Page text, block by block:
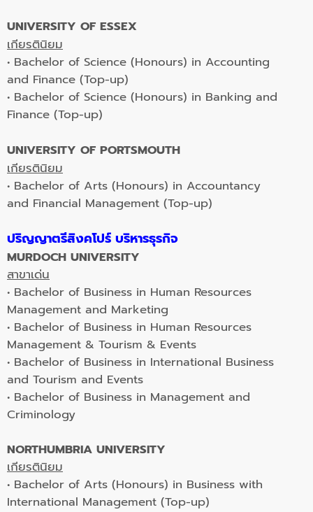
UNIVERSITY OF ESSEX
เกียรตินิยม
• Bachelor of Science (Honours) in Accounting
and Finance (Top-up)
• Bachelor of Science (Honours) in Banking and
Finance (Top-up)
UNIVERSITY OF PORTSMOUTH
เกียรตินิยม
• Bachelor of Arts (Honours) in Accountancy
and Financial Management (Top-up)
ปริญญาตรีสิงคโปร์ บริหารธุรกิจ
MURDOCH UNIVERSITY
สาขาเด่น
• Bachelor of Business in Human Resources
Management and Marketing
• Bachelor of Business in Human Resources
Management & Tourism & Events
• Bachelor of Business in International Business
and Tourism and Events
• Bachelor of Business in Management and
Criminology
NORTHUMBRIA UNIVERSITY
เกียรตินิยม
• Bachelor of Arts (Honours) in Business with
International Management (Top-up)